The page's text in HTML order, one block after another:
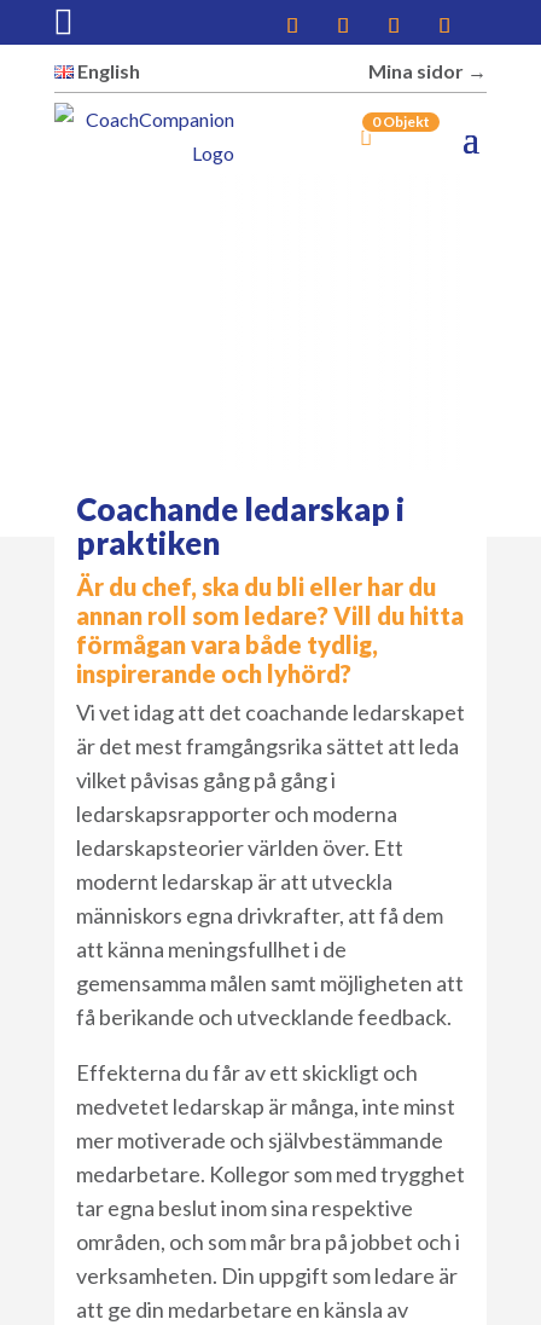

English Mina sidor →︎
0 Objekt
Coachande ledarskap i
praktiken
Är du chef, ska du bli eller har du
annan roll som ledare? Vill du hitta
förmågan vara både tydlig,
inspirerande och lyhörd?
Vi vet idag att det coachande ledarskapet
är det mest framgångsrika sättet att leda
vilket påvisas gång på gång i
ledarskapsrapporter och moderna
ledarskapsteorier världen över. Ett
modernt ledarskap är att utveckla
människors egna drivkrafter, att få dem
att känna meningsfullhet i de
gemensamma målen samt möjligheten att
få berikande och utvecklande feedback.
Effekterna du får av ett skickligt och
medvetet ledarskap är många, inte minst
mer motiverade och självbestämmande
medarbetare. Kollegor som med trygghet
tar egna beslut inom sina respektive
områden, och som mår bra på jobbet och i
verksamheten. Din uppgift som ledare är
att ge din medarbetare en känsla av